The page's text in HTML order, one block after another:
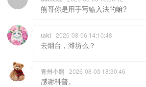
熊哥你是用手写输入法的嘛?
taki 2026-08-06 14:10:48
去烟台，潍坊么？
青州小熊 2026-08-03 18:30:46
感谢科普。